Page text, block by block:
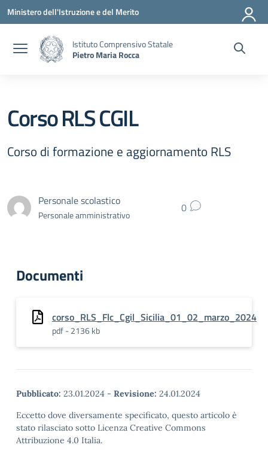
Vai ai contenuti
Vai al menu di navigazione
Vai al footer
Ministero dell'Istruzione e del Merito
Istituto Comprensivo Statale
Pietro Maria Rocca
Corso RLS CGIL
Corso di formazione e aggiornamento RLS
Personale scolastico
Personale amministrativo 0
Documenti
corso_RLS_Flc_Cgil_Sicilia_01_02_marzo_2024
pdf - 2136 kb
Pubblicato: 23.01.2024 - Revisione: 24.01.2024
Eccetto dove diversamente specificato, questo articolo è
stato rilasciato sotto Licenza Creative Commons
Attribuzione 4.0 Italia.